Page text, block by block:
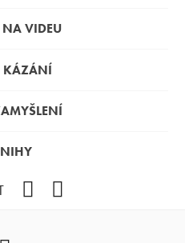
VIDEU
KÁZÁNÍ